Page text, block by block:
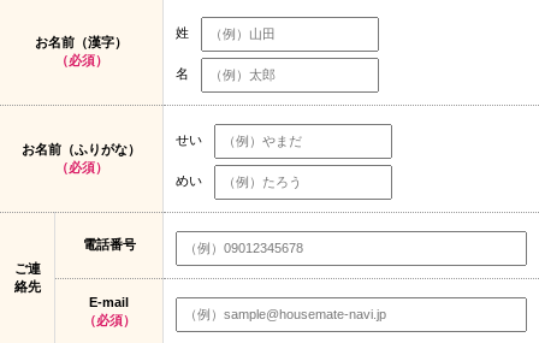
お名前（漢字）
（必須）
姓
名
お名前（ふりがな）
（必須）
せい
めい
ご連
絡先
電話番号
E-mail
（必須）